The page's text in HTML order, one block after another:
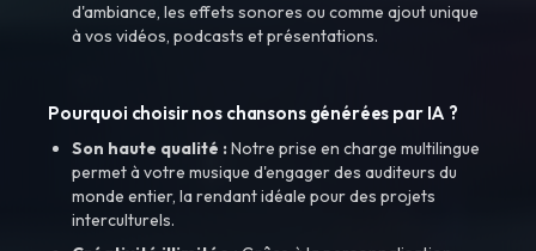
d'ambiance, les effets sonores ou comme ajout unique
à vos vidéos, podcasts et présentations.
Pourquoi choisir nos chansons générées par IA ?
Son haute qualité :Notre prise en charge multilingue
permet à votre musique d'engager des auditeurs du
monde entier, la rendant idéale pour des projets
interculturels.